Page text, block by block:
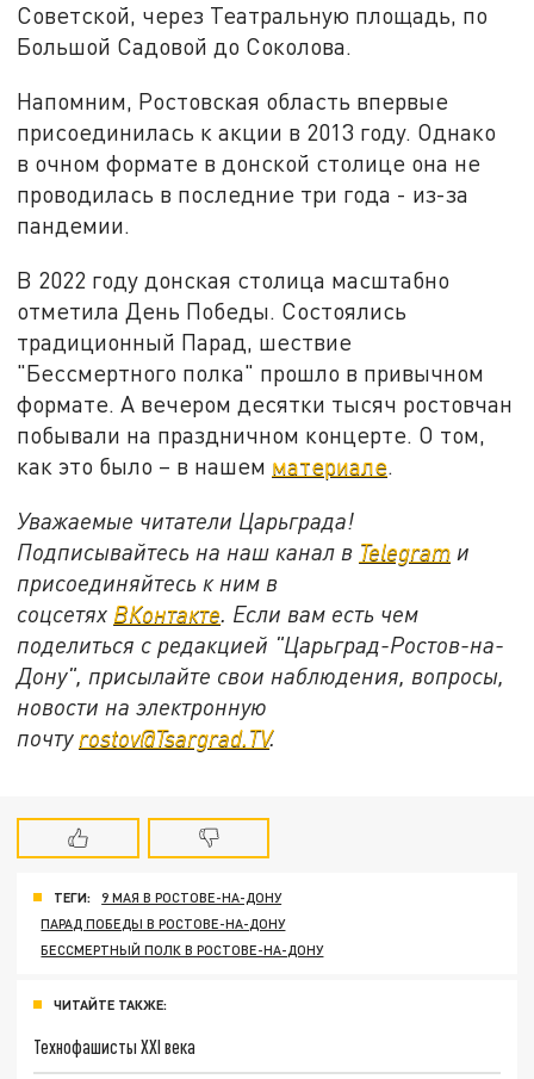
Советской, через Театральную площадь, по
Большой Садовой до Соколова.
Напомним, Ростовская область впервые
присоединилась к акции в 2013 году. Однако
в очном формате в донской столице она не
проводилась в последние три года - из-за
пандемии.
В 2022 году донская столица масштабно
отметила День Победы. Состоялись
традиционный Парад, шествие
"Бессмертного полка" прошло в привычном
формате. А вечером десятки тысяч ростовчан
побывали на праздничном концерте. О том,
как это было – в нашем материале.
Уважаемые читатели Царьграда!
Подписывайтесь на наш канал в Telegram и
присоединяйтесь к ним в
соцсетях ВКонтакте . Если вам есть чем
поделиться с редакцией "Царьград-Ростов-на-
Дону", присылайте свои наблюдения, вопросы,
новости на электронную
почту rostov@Tsargrad.ТV.
ТЕГИ:
9 МАЯ В РОСТОВЕ-НА-ДОНУ
ПАРАД ПОБЕДЫ В РОСТОВЕ-НА-ДОНУ
БЕССМЕРТНЫЙ ПОЛК В РОСТОВЕ-НА-ДОНУ
ЧИТАЙТЕ ТАКЖЕ:
Технофашисты XXI века